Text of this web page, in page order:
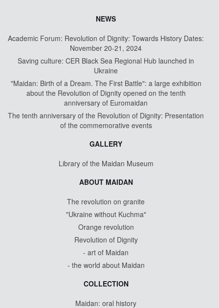
NEWS
Academic Forum: Revolution of Dignity: Towards History Dates:
November 20-21, 2024
Saving culture: CER Black Sea Regional Hub launched in
Ukraine
"Maidan: Birth of a Dream. The First Battle": a large exhibition
about the Revolution of Dignity opened on the tenth
anniversary of Euromaidan
The tenth anniversary of the Revolution of Dignity: Presentation
of the commemorative events
GALLERY
Library of the Maidan Museum
ABOUT MAIDAN
The revolution on granite
"Ukraine without Kuchma"
Orange revolution
Revolution of Dignity
- art of Maidan
- the world about Maidan
COLLECTION
Maidan: oral history